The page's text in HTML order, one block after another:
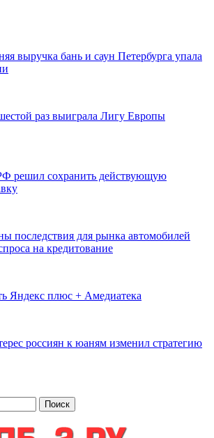
выручка бань и саун Петербурга упала
раз выиграла Лигу Европы
решил сохранить действующую
последствия для рынка автомобилей
на кредитование
Яндекс плюс + Амедиатека
россиян к юаням изменил стратегию